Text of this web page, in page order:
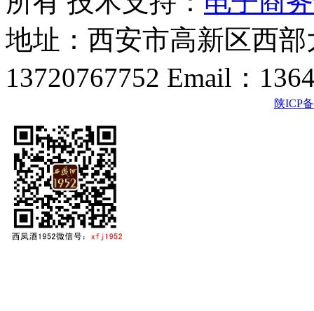
地址：西安市高新区西
13720767752 Email：
陕ICP